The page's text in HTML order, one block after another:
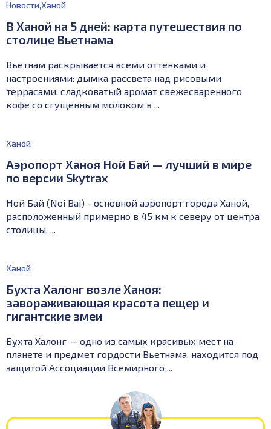
Новости,Ханой
В Ханой на 5 дней: карта путешествия по
столице Вьетнама
Вьетнам раскрывается всеми оттенками и
настроениями: дымка рассвета над рисовыми
террасами, сладковатый аромат свежесваренного
кофе со сгущённым молоком в ...
Ханой
Аэропорт Ханоя Ной Бай — лучший в мире
по версии Skytrax
Ной Бай (Noi Bai) - основной аэропорт города Ханой,
расположенный примерно в 45 км к северу от центра
столицы. ...
Ханой
Бухта Халонг возле Ханоя:
завораживающая красота пещер и
гигантские змеи
Бухта Халонг — одно из самых красивых мест на
планете и предмет гордости Вьетнама, находится под
защитой Ассоциации Всемирного ...